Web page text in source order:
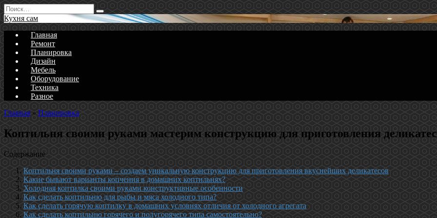
Перейти
к
содержанию
Search
for:
Кухня сам
Главная
Ремонт
Планировка
Дизайн
Мебель
Оборудование
Техника
Разное
Главная » Планировка
Коптильня своими руками мастерим конструкцию для приготовления
Содержание
Коптильня своими руками – создаем уникальную конструкцию для приготовления вкуснейших деликатесов
Какие бывают варианты копчения в домашних коптильнях?
Холодная коптилка своими руками конструктивные особенности
Как сделать коптильню для рыбы и мяса холодного типа?
Как сделать горячую коптилку в домашних условиях отличия от холодного агрегата
Как сделать коптильню горячего и полугорячего типа самостоятельно?